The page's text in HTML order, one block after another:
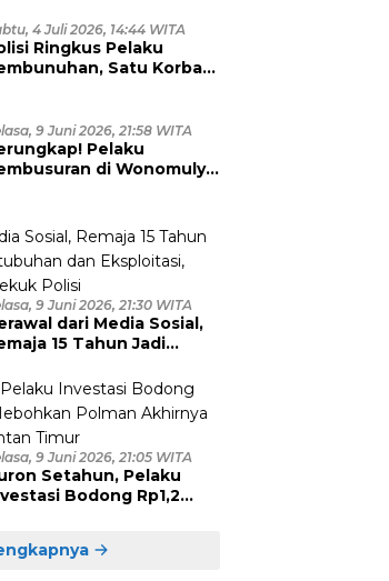
Ribuan Obat Ilegal
4 Juli 2026, 14:44 WITA
Ringkus Pelaku
Satu Korban
9 Juni 2026, 21:58 WITA
Pelaku
di Wonomulyo
Diamankan
9 Juni 2026, 21:30 WITA
dari Media Sosial,
15 Tahun Jadi
Empat Pelaku
Polisi
9 Juni 2026, 21:05 WITA
Setahun, Pelaku
Bodong Rp1,2
Kalimantan Timur